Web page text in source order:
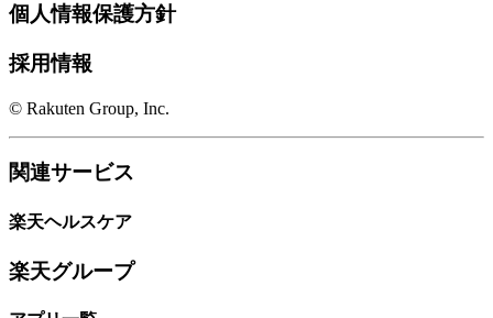
個人情報保護方針
採用情報
© Rakuten Group, Inc.
関連サービス
楽天ヘルスケア
楽天グループ